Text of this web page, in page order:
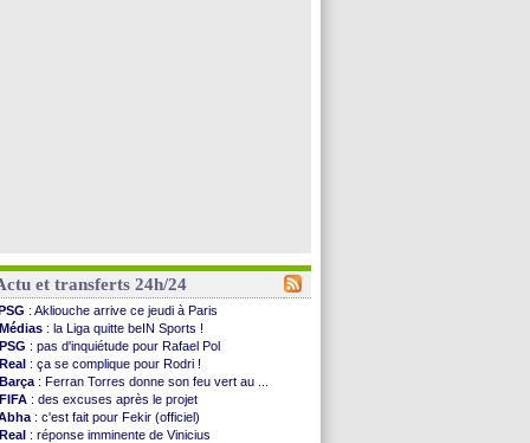
et transferts 24h/24
: Akliouche arrive ce jeudi à Paris
Médias : la Liga quitte beIN Sports !
PSG : pas d'inquiétude pour Rafael Pol
Real : ça se complique pour Rodri !
Barça : Ferran Torres donne son feu vert au ...
FIFA : des excuses après le projet
: c'est fait pour Fekir (officiel)
Real : réponse imminente de Vinicius